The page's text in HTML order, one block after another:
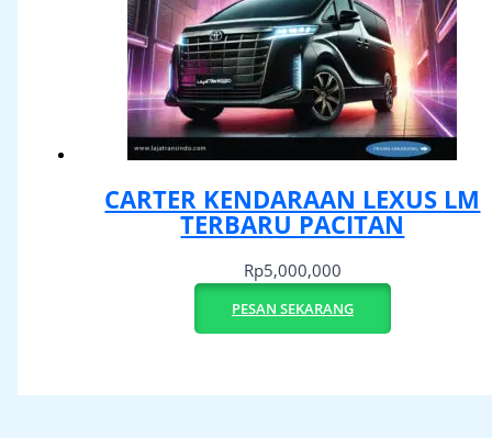
CARTER KENDARAAN LEXUS LM
TERBARU PACITAN
Rp5,000,000
PESAN SEKARANG